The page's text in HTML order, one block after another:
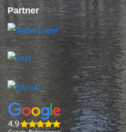
Partner